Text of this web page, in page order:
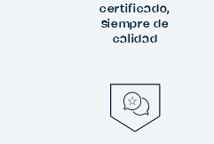
certificado,
siempre de
calidad